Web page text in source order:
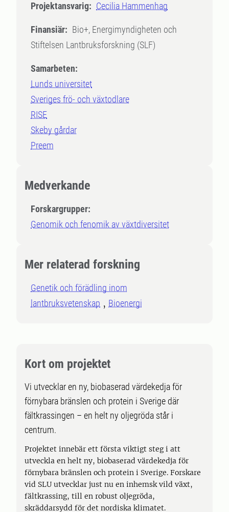
Projektansvarig: Cecilia Hammenhag
Finansiär: Bio+, Energimyndigheten och
Stiftelsen Lantbruksforskning (SLF)
Samarbeten:
Lunds universitet
Sveriges frö- och växtodlare
RISE
Skeby gårdar
Preem
Medverkande
Forskargrupper:
Genomik och fenomik av växtdiversitet
Mer relaterad forskning
Genetik och förädling inom
lantbruksvetenskap
Bioenergi
Kort om projektet
Vi utvecklar en ny, biobaserad värdekedja för
förnybara bränslen och protein i Sverige där
fältkrassingen – en helt ny oljegröda står i
centrum.
Projektet innebär ett första viktigt steg i att
utveckla en helt ny, biobaserad värdekedja för
förnybara bränslen och protein i Sverige. Forskare
vid SLU utvecklar just nu en inhemsk vild växt,
fältkrassing, till en robust oljegröda,
skräddarsydd för det nordiska klimatet.